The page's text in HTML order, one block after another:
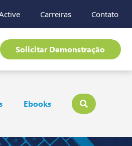
Carreiras Contato
Solicitar Demonstração
Ebooks